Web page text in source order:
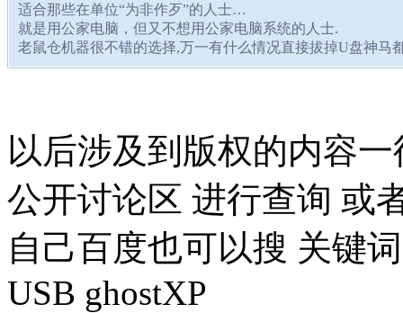
适合那些在单位“为非作歹”的人士…
就是用公家电脑，但又不想用公家电脑系统的人士.
老鼠仓机器很不错的选择,万一有什么情况直接拔掉U盘神马
以后涉及到版权的内容
公开讨论区 进行查询 或
自己百度也可以搜 关键
USB ghostXP